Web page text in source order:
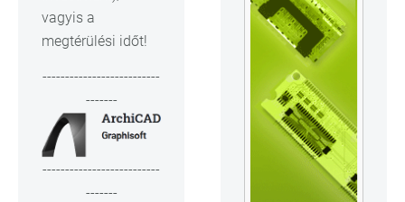
vagyis a
megtérülési időt!
--------------------------
-------
--------------------------
-------